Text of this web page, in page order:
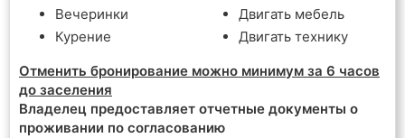
Вечеринки
Курение
Двигать мебель
Двигать технику
Отменить бронирование можно минимум за 6 часов
до заселения
Владелец предоставляет отчетные документы о
проживании по согласованию